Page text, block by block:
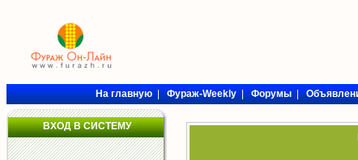
На главную|Фураж-Weekly|Форумы|
ВХОД В СИСТЕМУ